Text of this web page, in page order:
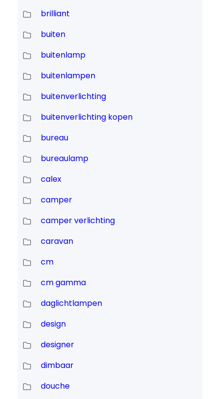
brilliant
buiten
buitenlamp
buitenlampen
buitenverlichting
buitenverlichting kopen
bureau
bureaulamp
calex
camper
camper verlichting
caravan
cm
cm gamma
daglichtlampen
design
designer
dimbaar
douche